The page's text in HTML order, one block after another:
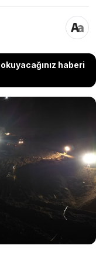
haberi
sonrası Enerji ve
bir Türkiye Kömür
yardımcısı, bir
Müdür yardımcısı
Genel Müdür